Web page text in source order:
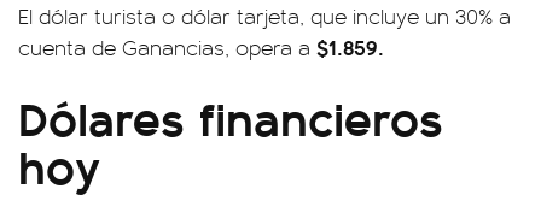
El dólar turista o dólar tarjeta, que incluye un 30% a
cuenta de Ganancias, opera a $1.859.
Dólares financieros
hoy